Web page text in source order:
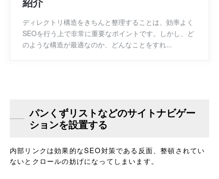
ディレクトリ構造をきちんと整理することは、効率よく
SEOを行う上で非常に重要なポイントです。しかし、ど
のような構造が最適なのか、どんなことをすれ...
パンくずリストなどのサイトナビゲー
ションを設置する
内部リンクは効果的なSEO対策である反面、整頓されてい
ないとクロールの妨げになってしまいます。